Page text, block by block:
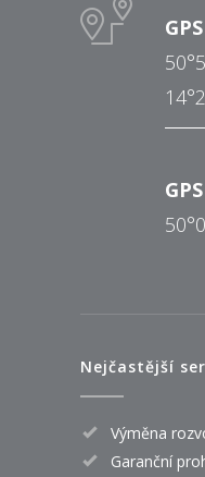
Nejčastější
Výměna
Garanční